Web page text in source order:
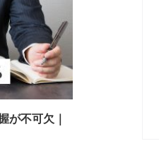
が不可欠｜